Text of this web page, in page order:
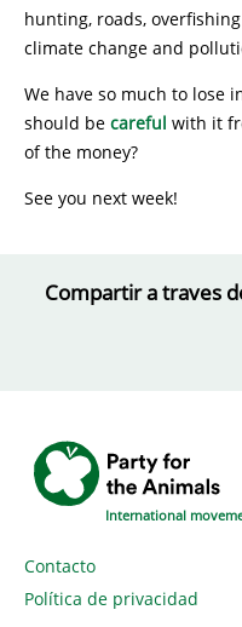
hunting, roads,
climate change and
We have so much to lose
should be careful with it
of the money?
See you next week!
Compartir a traves
International
Contacto
Política de privacidad